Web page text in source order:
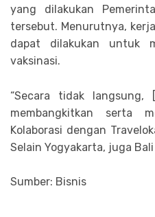
yang dilakukan
tersebut. Menurutnya,
dapat dilakukan untuk
vaksinasi.
“Secara tidak langsung,
membangkitkan serta
Kolaborasi dengan
Selain Yogyakarta, juga
Sumber: Bisnis